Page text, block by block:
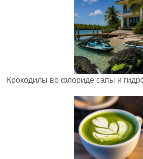
Крокодилы во флориде сапы и